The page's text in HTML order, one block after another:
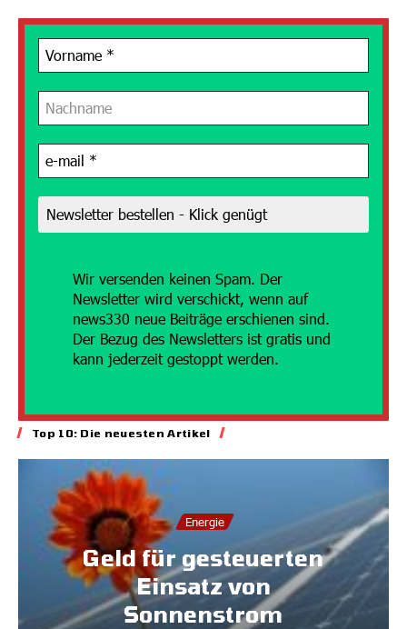
Wir versenden keinen Spam. Der
Newsletter wird verschickt, wenn auf
news330 neue Beiträge erschienen sind.
Der Bezug des Newsletters ist gratis und
kann jederzeit gestoppt werden.
Top 10: Die neuesten Artikel
Energie
Geld für gesteuerten
Einsatz von
Sonnenstrom